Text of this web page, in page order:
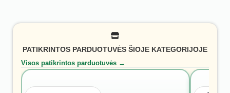
PATIKRINTOS PARDUOTUVĖS ŠIOJE KATEGORIJOJE
Visos patikrintos parduotuvės →